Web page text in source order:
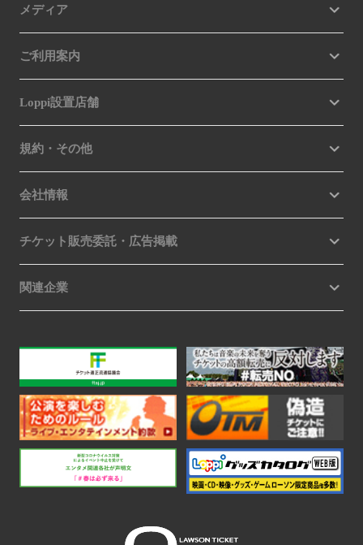
メディア
ご利用案内
Loppi設置店舗
規約・その他
会社情報
チケット販売委託・広告掲載
関連企業